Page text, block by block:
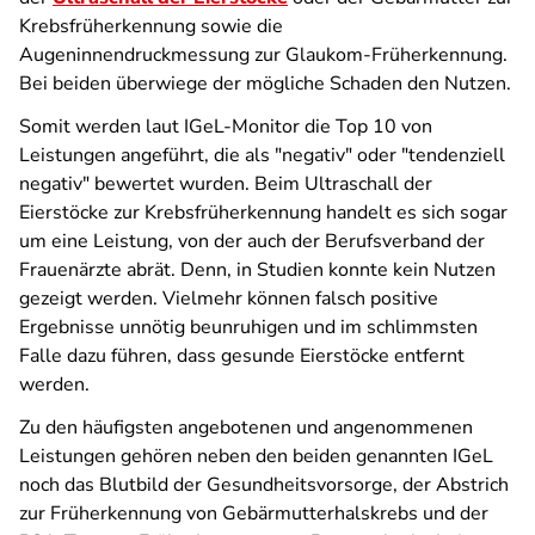
Krebsfrüherkennung sowie die
Augeninnendruckmessung zur Glaukom-Früherkennung.
Bei beiden überwiege der mögliche Schaden den Nutzen.
Somit werden laut IGeL-Monitor die Top 10 von
Leistungen angeführt, die als "negativ" oder "tendenziell
negativ" bewertet wurden. Beim Ultraschall der
Eierstöcke zur Krebsfrüherkennung handelt es sich sogar
um eine Leistung, von der auch der Berufsverband der
Frauenärzte abrät. Denn, in Studien konnte kein Nutzen
gezeigt werden. Vielmehr können falsch positive
Ergebnisse unnötig beunruhigen und im schlimmsten
Falle dazu führen, dass gesunde Eierstöcke entfernt
werden.
Zu den häufigsten angebotenen und angenommenen
Leistungen gehören neben den beiden genannten IGeL
noch das Blutbild der Gesundheitsvorsorge, der Abstrich
zur Früherkennung von Gebärmutterhalskrebs und der